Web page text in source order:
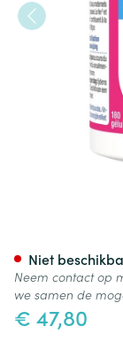
€ 47,80
Niet
Neem contact op
we samen de